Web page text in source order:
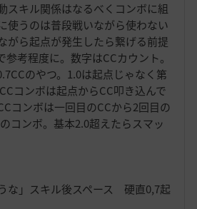
スキル関係はなるべくコンボに組
使うのは普段戦いながら使わない
がら起点が発生したら繋げる前提
考程度に。数字はCCカウント。
のやつ。1.0は起点じゃなく第
コンボは起点からCC叩き込んで
コンボは一回目のCCから2回目の
コンボ。基本2.0超えたらスマッ
な」スキル後スペース 硬直0,7起